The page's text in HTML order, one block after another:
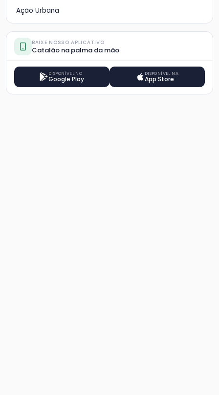
Ação Urbana
BAIXE NOSSO APLICATIVO
Catalão na palma da mão
DISPONÍVEL NO
Google Play
DISPONÍVEL NA
App Store